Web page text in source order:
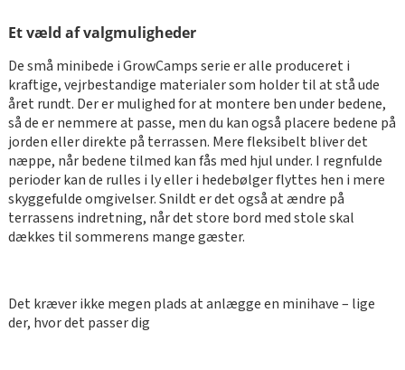
Et væld af valgmuligheder
De små minibede i GrowCamps serie er alle produceret i
kraftige, vejrbestandige materialer som holder til at stå ude
året rundt. Der er mulighed for at montere ben under bedene,
så de er nemmere at passe, men du kan også placere bedene på
jorden eller direkte på terrassen. Mere fleksibelt bliver det
næppe, når bedene tilmed kan fås med hjul under. I regnfulde
perioder kan de rulles i ly eller i hedebølger flyttes hen i mere
skyggefulde omgivelser. Snildt er det også at ændre på
terrassens indretning, når det store bord med stole skal
dækkes til sommerens mange gæster.
Det kræver ikke megen plads at anlægge en minihave – lige
der, hvor det passer dig